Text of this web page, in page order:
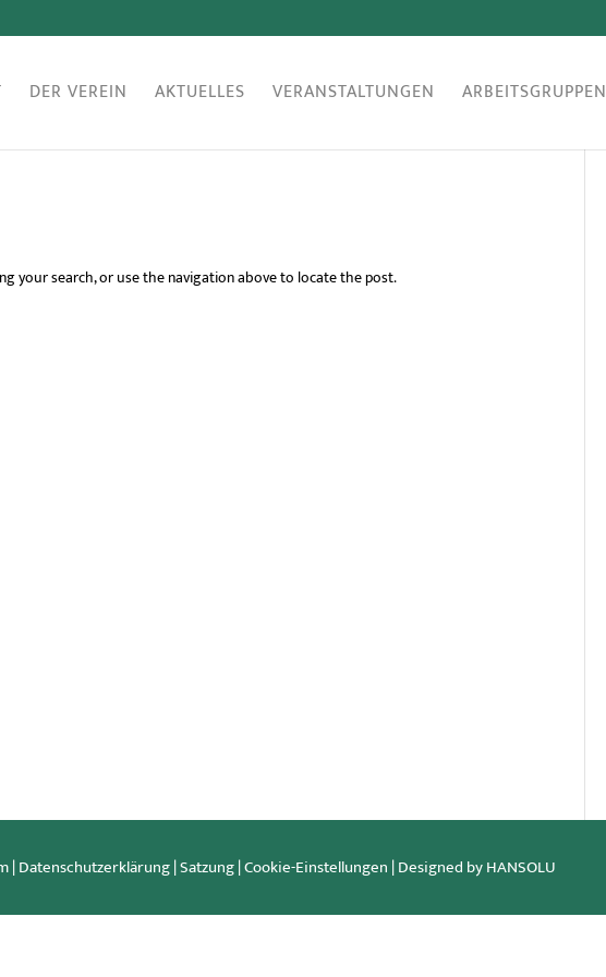
DER VEREIN AKTUELLES VERANSTALTUNGEN ARBEITSGRUPPEN
your search, or use the navigation above to locate the post.
|Datenschutzerklärung|Satzung|Cookie-Einstellungen | Designed by HANSOLU